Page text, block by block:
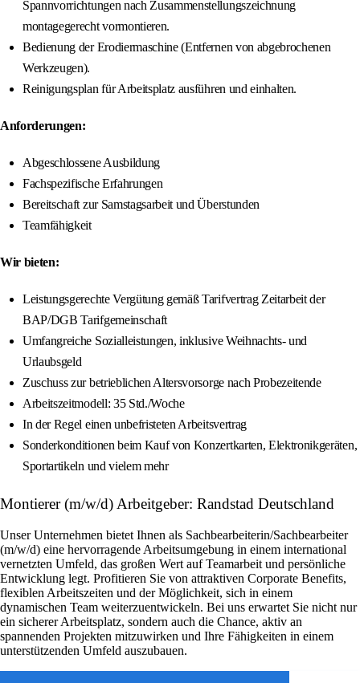
Spannvorrichtungen nach Zusammenstellungszeichnung
montagegerecht vormontieren.
Bedienung der Erodiermaschine (Entfernen von abgebrochenen
Werkzeugen).
Reinigungsplan für Arbeitsplatz ausführen und einhalten.
Anforderungen:
Abgeschlossene Ausbildung
Fachspezifische Erfahrungen
Bereitschaft zur Samstagsarbeit und Überstunden
Teamfähigkeit
Wir bieten:
Leistungsgerechte Vergütung gemäß Tarifvertrag Zeitarbeit der
BAP/DGB Tarifgemeinschaft
Umfangreiche Sozialleistungen, inklusive Weihnachts- und
Urlaubsgeld
Zuschuss zur betrieblichen Altersvorsorge nach Probezeitende
Arbeitszeitmodell: 35 Std./Woche
In der Regel einen unbefristeten Arbeitsvertrag
Sonderkonditionen beim Kauf von Konzertkarten, Elektronikgeräten,
Sportartikeln und vielem mehr
Montierer (m/w/d) Arbeitgeber: Randstad Deutschland
Unser Unternehmen bietet Ihnen als Sachbearbeiterin/Sachbearbeiter
(m/w/d) eine hervorragende Arbeitsumgebung in einem international
vernetzten Umfeld, das großen Wert auf Teamarbeit und persönliche
Entwicklung legt. Profitieren Sie von attraktiven Corporate Benefits,
flexiblen Arbeitszeiten und der Möglichkeit, sich in einem
dynamischen Team weiterzuentwickeln. Bei uns erwartet Sie nicht nur
ein sicherer Arbeitsplatz, sondern auch die Chance, aktiv an
spannenden Projekten mitzuwirken und Ihre Fähigkeiten in einem
unterstützenden Umfeld auszubauen.